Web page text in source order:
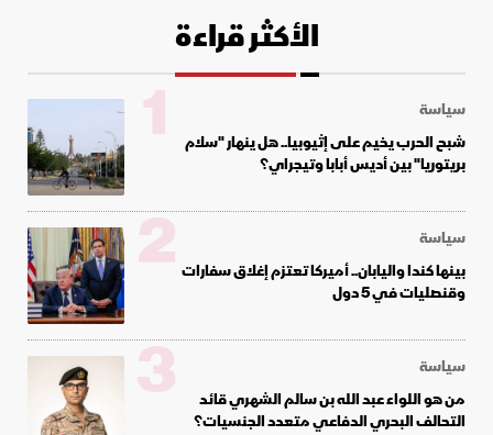
الأكثر قراءة
سياسة
شبح الحرب يخيم على إثيوبيا.. هل ينهار "سلام
بريتوريا" بين أديس أبابا وتيجراي؟
1
سياسة
بينها كندا واليابان.. أميركا تعتزم إغلاق سفارات
وقنصليات في 5 دول
2
سياسة
من هو اللواء عبد الله بن سالم الشهري قائد
التحالف البحري الدفاعي متعدد الجنسيات؟
3